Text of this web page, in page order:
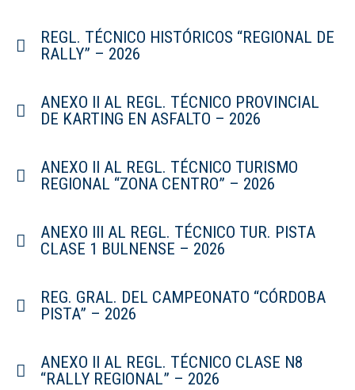
REGL. TÉCNICO HISTÓRICOS “REGIONAL DE
RALLY” – 2026
ANEXO II AL REGL. TÉCNICO PROVINCIAL
DE KARTING EN ASFALTO – 2026
ANEXO II AL REGL. TÉCNICO TURISMO
REGIONAL “ZONA CENTRO” – 2026
ANEXO III AL REGL. TÉCNICO TUR. PISTA
CLASE 1 BULNENSE – 2026
REG. GRAL. DEL CAMPEONATO “CÓRDOBA
PISTA” – 2026
ANEXO II AL REGL. TÉCNICO CLASE N8
“RALLY REGIONAL” – 2026